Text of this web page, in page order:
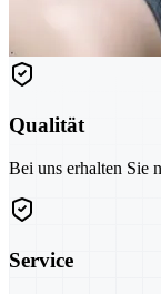
Qualität
Bei uns erhalten Sie
Service